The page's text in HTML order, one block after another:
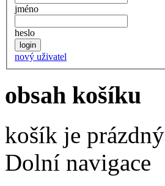
jméno
heslo
nový uživatel
obsah košíku
košík je prázdný
Dolní navigace